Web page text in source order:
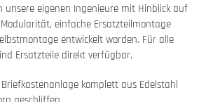
unsere eigenen Ingenieure mit Hinblick auf
einfache Ersatzteilmontage
entwickelt worden. Für alle
Ersatzteile direkt verfügbar.
komplett aus Edelstahl